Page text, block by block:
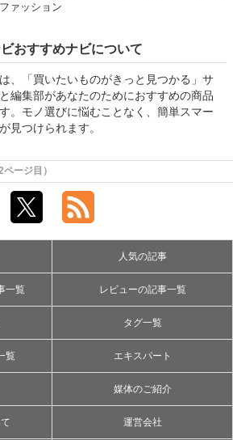
ァッション
おすすめナビについて
、「買いたいものがきっと見つかる」サ
編集部があなたのためにおすすめの商品
。モノ選びに悩むことなく、簡単スマー
見つけられます。
ージ目）
人気の記事
一覧 レビューの記事一覧
タグ一覧
覧 エキスパート
媒体のご紹介
運営会社